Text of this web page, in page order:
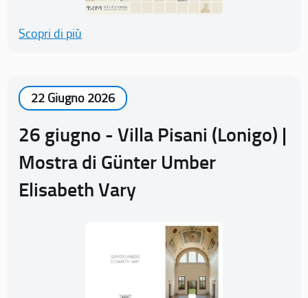
Scopri di più
22 Giugno 2026
26 giugno - Villa Pisani (Lonigo) |
Mostra di Günter Umber
Elisabeth Vary